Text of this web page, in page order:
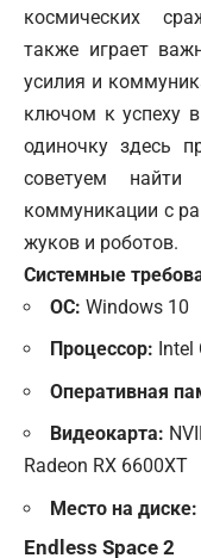
космических
также играет
усилия и
ключом к успеху
одиночку здесь
советуем
коммуникации с
жуков и роботов.
Системные
ОС: Windows 10
Процессор:
Оперативная
Видеокарта:
Radeon RX 6600XT
Место на диске:
Endless Space 2